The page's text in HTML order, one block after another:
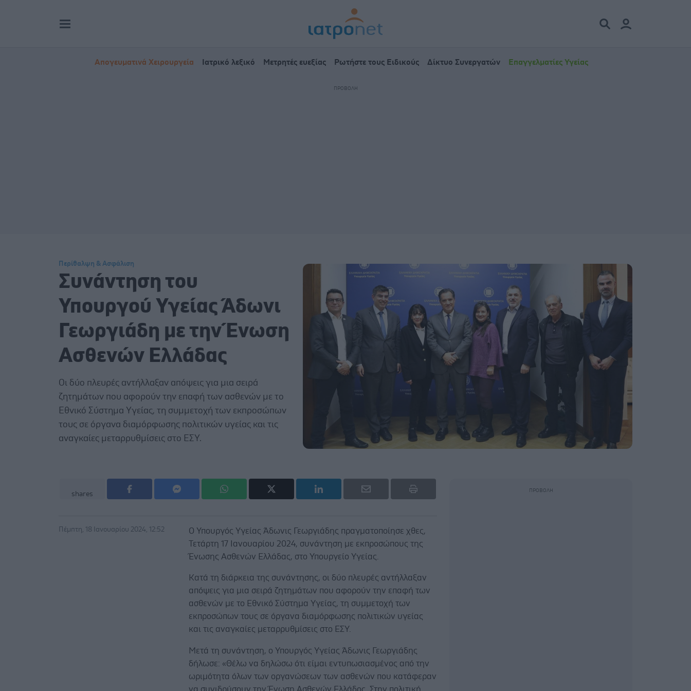
Απογευματινά Χειρουργεία Ιατρικό λεξικό Μετρητές ευεξίας Ρωτήστε τους Ειδικούς Δίκτυο Συνεργατών Επαγγελματίες Υγείας
Περίθαλψη & Ασφάλιση
Συνάντηση του
Υπουργού Υγείας Άδωνι
Γεωργιάδη με την Ένωση
Ασθενών Ελλάδας
Οι δύο πλευρές αντήλλαξαν απόψεις για μια σειρά
ζητημάτων που αφορούν την επαφή των ασθενών με το
Εθνικό Σύστημα Υγείας, τη συμμετοχή των εκπροσώπων
τους σε όργανα διαμόρφωσης πολιτικών υγείας και τις
αναγκαίες μεταρρυθμίσεις στο ΕΣΥ.
shares
Πέμπτη, 18 Ιανουαρίου 2024, 12:52
Ο Υπουργός Υγείας Άδωνις Γεωργιάδης πραγματοποίησε χθες,
Τετάρτη 17 Ιανουαρίου 2024, συνάντηση με εκπροσώπους της
Ένωσης Ασθενών Ελλάδας, στο Υπουργείο Υγείας.
Κατά τη διάρκεια της συνάντησης, οι δύο πλευρές αντήλλαξαν
απόψεις για μια σειρά ζητημάτων που αφορούν την επαφή των
ασθενών με το Εθνικό Σύστημα Υγείας, τη συμμετοχή των
εκπροσώπων τους σε όργανα διαμόρφωσης πολιτικών υγείας
και τις αναγκαίες μεταρρυθμίσεις στο ΕΣΥ.
Μετά τη συνάντηση, ο Υπουργός Υγείας Άδωνις Γεωργιάδης
δήλωσε: «Θέλω να δηλώσω ότι είμαι εντυπωσιασμένος από την
ωριμότητα όλων των οργανώσεων των ασθενών που κατάφεραν
να συνιδρύσουν την Ένωση Ασθενών Ελλάδος. Στην πολιτική